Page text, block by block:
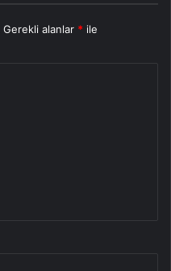
Gerekli alanlar * ile